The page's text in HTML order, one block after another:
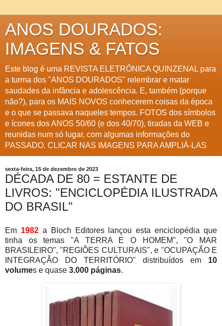
ANOS DOURADOS:
IMAGENS & FATOS
Este blog é uma REVISTA ELETRÔNICA QUINZENAL para
a turma dos "ANOS DOURADOS" relembrar e matar
saudades da infância e adolescência. E, também (porque
não?), para os MAIS NOVOS conhecerem coisas da época
e o que se passava naqueles tempos. FOTOS dos símbolos
e ícones dos ANOS 50/60 (e dos 40/70), tiradas da WEB e
reunidas num só lugar, com algumas informações do
PASSADO. CLICAR NAS IMAGENS PARA AMPLIÁ-LAS
sexta-feira, 15 de dezembro de 2023
DÉCADA DE 80 = ESTANTE DE
LIVROS: "ENCICLOPÉDIA ILUSTRADA
DO BRASIL"
Em 1982a Bloch Editores lançou esta enciclopédia que
tinha os temas "A TERRA E O HOMEM", "O MAR
BRASILEIRO", "REGIÕES CULTURAIS", e "OCUPAÇÃO E
INTEGRAÇÃO DO TERRITÓRIO" distribuídos em 10
volumes e quase 3.000 páginas.